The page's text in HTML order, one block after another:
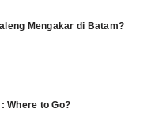
Mengakar di Batam?
Where to Go?